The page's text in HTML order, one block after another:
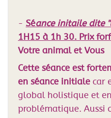
- Séance initaile dite
1H15 à 1h 30. Prix
Votre animal et Vous
Cette séance est
en séance initiale car
global holistique et
problématique. Aussi